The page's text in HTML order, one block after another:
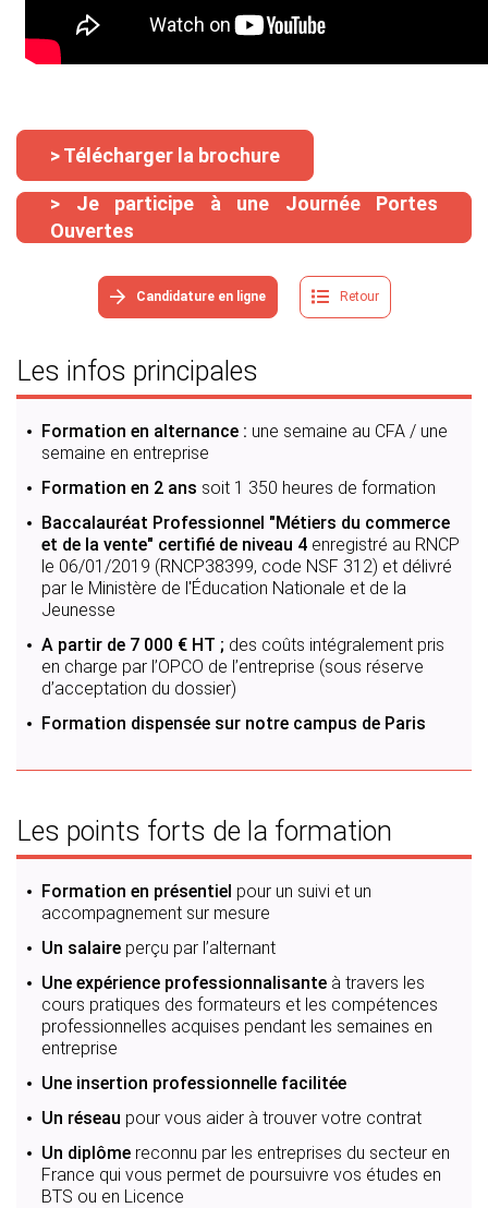
> Télécharger la brochure
> Je participe à une Journée Portes
Ouvertes
Candidature en ligne Retour
Les infos principales
Formation en alternance : une semaine au CFA / une
semaine en entreprise
Formation en 2 ans soit 1 350 heures de formation
Baccalauréat Professionnel "Métiers du commerce
et de la vente" certifié de niveau 4 enregistré au RNCP
le 06/01/2019 (RNCP38399, code NSF 312) et délivré
par le Ministère de l'Éducation Nationale et de la
Jeunesse
A partir de 7 000 € HT ; des coûts intégralement pris
en charge par l’OPCO de l’entreprise (sous réserve
d’acceptation du dossier)
Formation dispensée sur notre campus de Paris
Les points forts de la formation
Formation en présentiel pour un suivi et un
accompagnement sur mesure
Un salaire perçu par l’alternant
Une expérience professionnalisante à travers les
cours pratiques des formateurs et les compétences
professionnelles acquises pendant les semaines en
entreprise
Une insertion professionnelle facilitée
Un réseau pour vous aider à trouver votre contrat
Un diplôme reconnu par les entreprises du secteur en
France qui vous permet de poursuivre vos études en
BTS ou en Licence